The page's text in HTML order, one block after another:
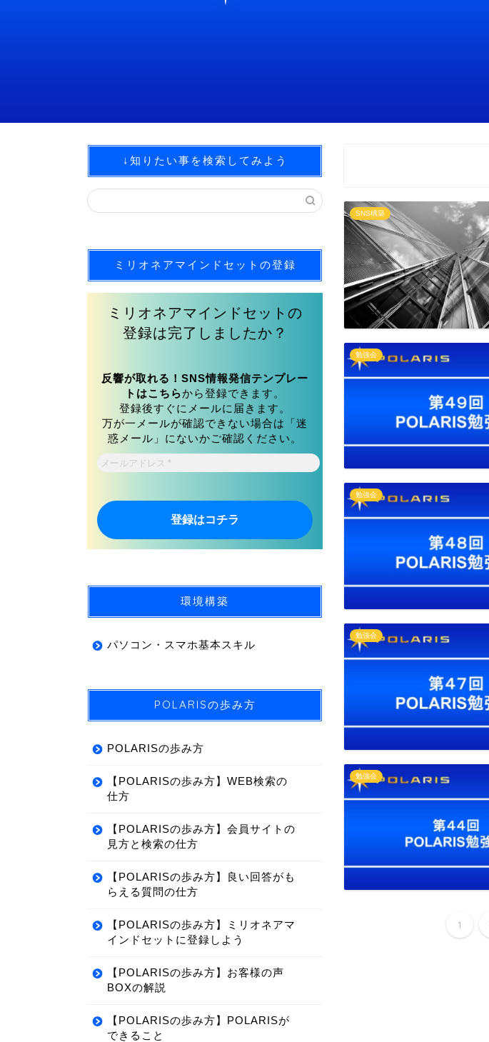
SNS構築
勉強会
勉強会
勉強会
勉強会
1
↓知りたい事を検索してみよう
ミリオネアマインドセットの登録
ミリオネアマインドセットの
登録は完了しましたか？
反響が取れる！SNS情報発信テンプレー
トはこちらから登録できます。
登録後すぐにメールに届きます。
万が一メールが確認できない場合は「迷
惑メール」にないかご確認ください。
メ
ー
ア
ド
レ
環境構築
パソコン・スマホ基本スキル
POLARISの歩み方
POLARISの歩み方
【POLARISの歩み方】WEB検索の
仕方
【POLARISの歩み方】会員サイトの
見方と検索の仕方
【POLARISの歩み方】良い回答がも
らえる質問の仕方
【POLARISの歩み方】ミリオネアマ
インドセットに登録しよう
【POLARISの歩み方】お客様の声
BOXの解説
【POLARISの歩み方】POLARISが
できること